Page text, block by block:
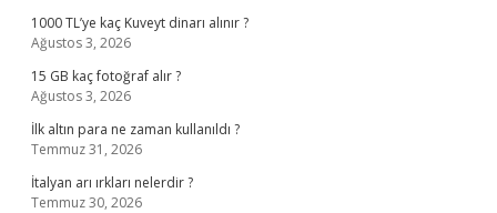
1000 TL’ye kaç Kuveyt dinarı alınır ?
Ağustos 3, 2026
15 GB kaç fotoğraf alır ?
Ağustos 3, 2026
İlk altın para ne zaman kullanıldı ?
Temmuz 31, 2026
İtalyan arı ırkları nelerdir ?
Temmuz 30, 2026